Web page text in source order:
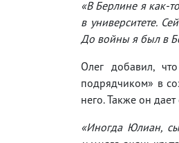
«В Берлине я как-
в университете.
До войны я был в
Олег добавил,
подрядчиком» в
него. Также он
«Иногда Юлиан,